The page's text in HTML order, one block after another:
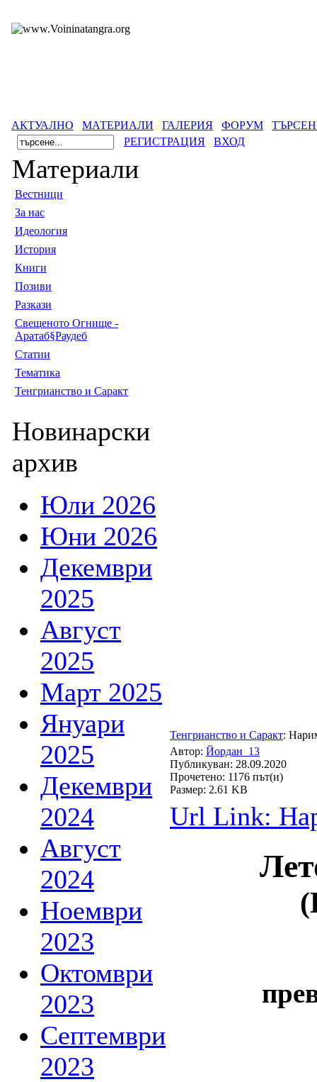
АКТУАЛНО МАТЕРИАЛИ ГАЛЕРИЯ ФОРУМ
РЕГИСТРАЦИЯ
ВХОД
Материали
Вестници
За нас
Идеология
История
Книги
Позиви
Разкази
Свещеното Огнище -
Аратаб§Раудеб
Статии
Тематика
Тенгрианство и Саракт
Новинарски
архив
Юли 2026
Юни 2026
Декември
2025
Август
2025
Март 2025
Януари
2025
Декември
2024
Август
2024
Ноември
2023
Октомври
2023
Септември
2023
Тенгрианство и Саракт:
Автор: Йордан_13
Публикуван: 28.09.2020
Прочетено: 1176 път(и)
Размер: 2.61 KB
Url Link:
(